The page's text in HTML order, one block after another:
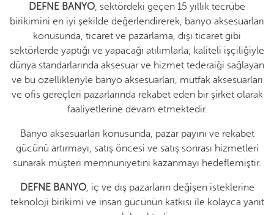
DEFNE BANYO , sektördeki geçen 15 yıllık tecrübe
birikimini en iyi şekilde değerlendirerek, banyo aksesuarları
konusunda, ticaret ve pazarlama, dışı ticaret gibi
sektörlerde yaptığı ve yapacağı atılımlarla; kaliteli işçiliğiyle
dünya standarlarında aksesuar ve hizmet tederaiği sağlayan
ve bu özellikleriyle banyo aksesuarları, mutfak aksesuarları
ve ofis gereçleri pazarlarında rekabet eden bir şirket olarak
faaliyetlerine devam etmektedir.
Banyo aksesuarları konusunda, pazar payını ve rekabet
gücünü artırmayı, satış öncesi ve satış sonrası hizmetleri
sunarak müşteri memnuniyetini kazanmayı hedeflemiştir.
DEFNE BANYO, iç ve dış pazarların değişen isteklerine
teknoloji birikimi ve insan gücünün katkısı ile kolayca yanıt